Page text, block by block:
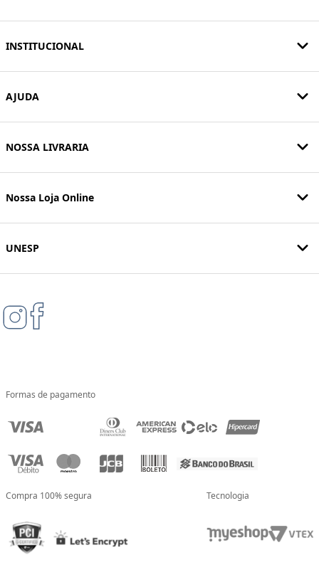
INSTITUCIONAL
AJUDA
NOSSA LIVRARIA
Nossa Loja Online
UNESP
Formas de pagamento
Compra 100% segura Tecnologia